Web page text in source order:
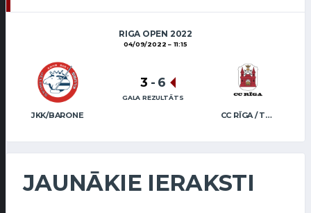
RIGA OPEN 2022
04/09/2022 11:15
JKK/BARONE CC RĪGA / TRUKŠĀNS
3 - 6
GALA REZULTĀTS
JAUNĀKIE IERAKSTI